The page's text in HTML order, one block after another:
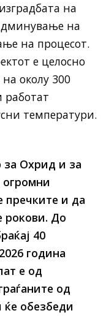
на
на
на процесот.
е целосно
околу 300
температури.
за Охрид и за
пречките и да
рокови. До
40
година
е од
од
обезбеди